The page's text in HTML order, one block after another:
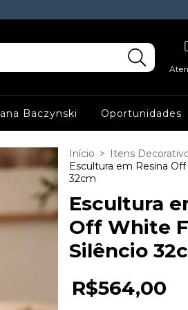
Baczynski Oportunidades
Início > Itens
Escultura em Resina
32cm
Escultura
Off White
Silêncio
R$564,00